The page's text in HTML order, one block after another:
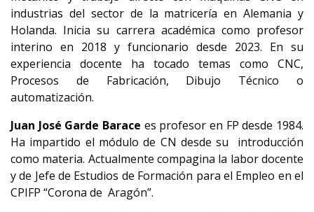
industrias del sector de la matricería en Alemania y
Holanda. Inicia su carrera académica como profesor
interino en 2018 y funcionario desde 2023. En su
experiencia docente ha tocado temas como CNC,
Procesos de Fabricación, Dibujo Técnico o
automatización.
Juan José Garde Barace es profesor en FP desde 1984.
Ha impartido el módulo de CN desde su introducción
como materia. Actualmente compagina la labor docente
y de Jefe de Estudios de Formación para el Empleo en el
CPIFP “Corona de Aragón”.